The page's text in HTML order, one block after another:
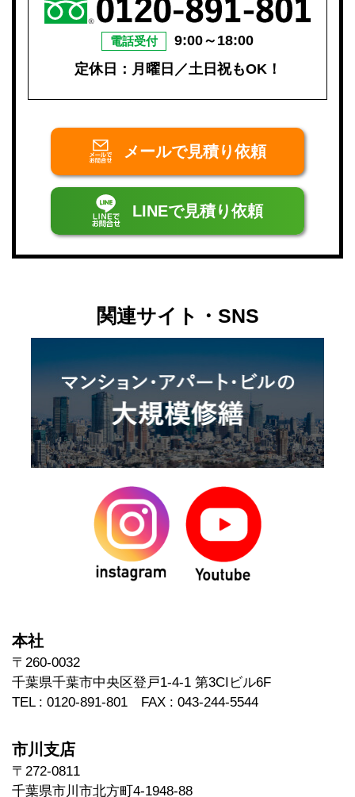
電話受付
9:00～18:00
定休日：月曜日／土日祝もOK！
メールで見積り依頼
LINEで見積り依頼
関連サイト・SNS
本社
〒260-0032
千葉県千葉市中央区登戸1-4-1 第3CIビル6F
TEL : 0120-891-801 FAX : 043-244-5544
市川支店
〒272-0811
千葉県市川市北方町4-1948-88